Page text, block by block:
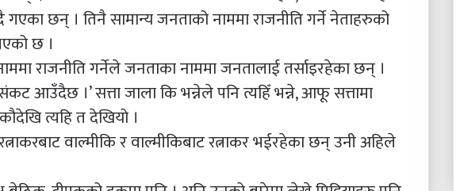
छन् । तिनै सामान्य जनताको नाममा राजनीति गर्ने नेताहरुक‍‍ो
छ ।
राजनीति गर्नेले जनताका नाममा जनतालाई तर्साइरहेका छन् ।
आउँदैछ ।’ सत्ता जाला कि भन्नेले पनि त्यहिँ भन्ने, आफू सत्तामा
त्यहि त देखियो ।
वाल्मीकि र वाल्मीकिबाट रत्नाकर भईरहेका छन् उनी अहिले